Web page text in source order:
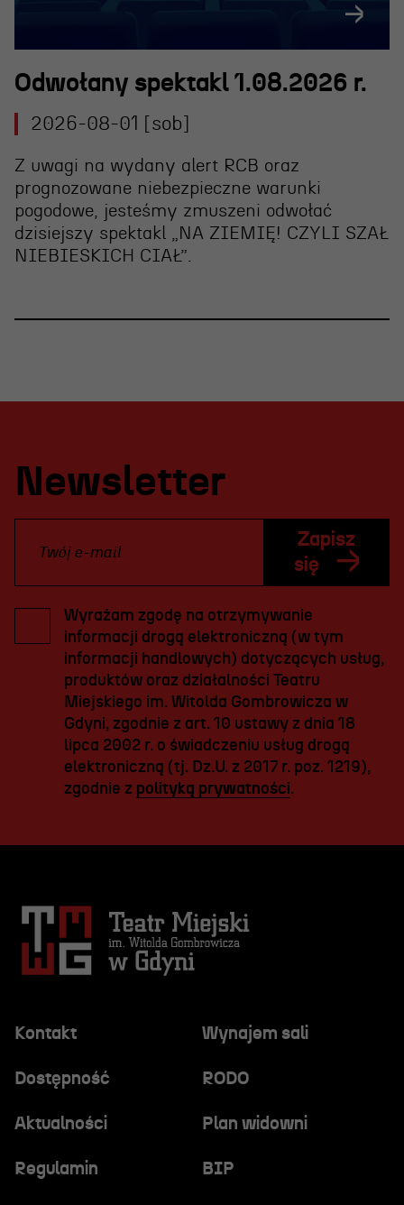
Odwołany spektakl 1.08.2026 r.
2026-08-01 [sob]
Z uwagi na wydany alert RCB oraz
prognozowane niebezpieczne warunki
pogodowe, jesteśmy zmuszeni odwołać
dzisiejszy spektakl „NA ZIEMIĘ! CZYLI SZAŁ
NIEBIESKICH CIAŁ”.
Newsletter
Zapisz
się
Wyrażam zgodę na otrzymywanie
informacji drogą elektroniczną (w tym
informacji handlowych) dotyczących usług,
produktów oraz działalności Teatru
Miejskiego im. Witolda Gombrowicza w
Gdyni, zgodnie z art. 10 ustawy z dnia 18
lipca 2002 r. o świadczeniu usług drogą
elektroniczną (tj. Dz.U. z 2017 r. poz. 1219),
zgodnie z polityką prywatności.
Kontakt Wynajem sali
Dostępność RODO
Aktualności Plan widowni
Regulamin BIP